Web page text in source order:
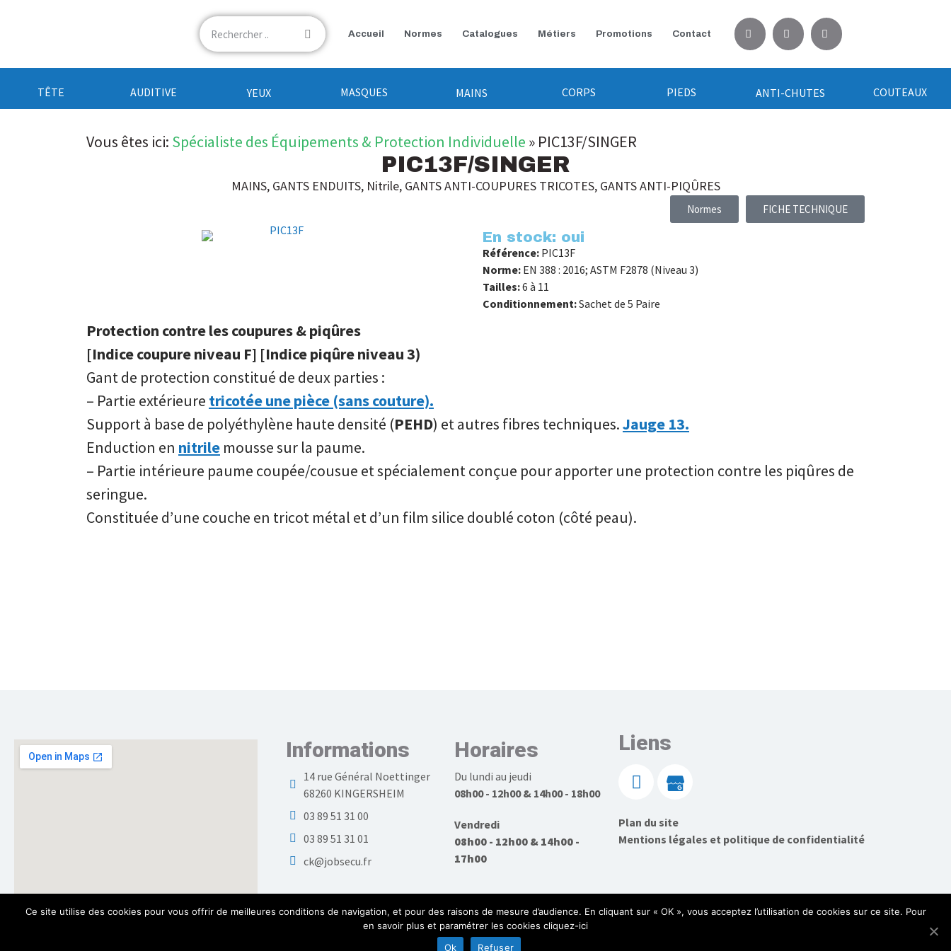
Accueil Normes Catalogues Métiers Promotions Contact
TÊTE AUDITIVE YEUX MASQUES MAINS CORPS PIEDS ANTI-CHUTES COUTEAUX
Vous êtes ici: Spécialiste des Équipements & Protection Individuelle » PIC13F/SINGER
PIC13F/SINGER
MAINS, GANTS ENDUITS, Nitrile, GANTS ANTI-COUPURES TRICOTES, GANTS ANTI-PIQÛRES
Normes FICHE TECHNIQUE
En stock: oui
Référence: PIC13F
Norme: EN 388 : 2016; ASTM F2878 (Niveau 3)
Tailles:6 à 11
Conditionnement:Sachet de 5 Paire
Protection contre les coupures & piqûres
[Indice coupure niveau F] [Indice piqûre niveau 3)
Gant de protection constitué de deux parties :
– Partie extérieure tricotée une pièce (sans couture).
Support à base de polyéthylène haute densité (PEHD) et autres fibres techniques.Jauge 13.
Enduction en nitrile mousse sur la paume.
– Partie intérieure paume coupée/cousue et spécialement conçue pour apporter une protection contre les piqûres de
seringue.
Constituée d’une couche en tricot métal et d’un film silice doublé coton (côté peau).
Informations
14 rue Général Noettinger
68260 KINGERSHEIM
03 89 51 31 00
03 89 51 31 01
ck@jobsecu.fr
Horaires
Du lundi au jeudi
08h00 - 12h00 & 14h00 - 18h00
Vendredi
08h00 - 12h00 & 14h00 -
17h00
Liens
Plan du site
Mentions légales et politique de confidentialité
Ce site utilise des cookies pour vous offrir de meilleures conditions de navigation, et pour des raisons de mesure d’audience. En cliquant sur « OK », vous acceptez l’utilisation de cookies sur ce site. Pour
en savoir plus et paramétrer les cookies cliquez-ici
Ok
Refuser